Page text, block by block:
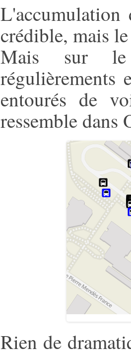
L'accumulation
crédible, mais
Mais sur
régulièrements
entourés de
ressemble dans
Rien de